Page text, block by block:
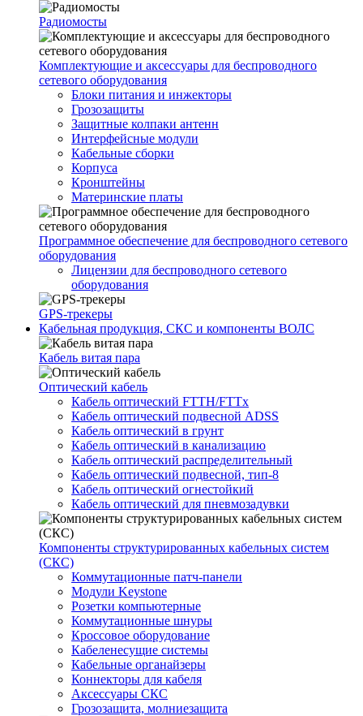
Радиомосты
Комплектующие и аксессуары для беспроводного
сетевого оборудования
Блоки питания и инжекторы
Грозозащиты
Защитные колпаки антенн
Интерфейсные модули
Кабельные сборки
Корпуса
Кронштейны
Материнские платы
Программное обеспечение для беспроводного сетевого
оборудования
Лицензии для беспроводного сетевого
оборудования
GPS-трекеры
Кабельная продукция, СКС и компоненты ВОЛС
Кабель витая пара
Оптический кабель
Кабель оптический FTTH/FTTx
Кабель оптический подвесной ADSS
Кабель оптический в грунт
Кабель оптический в канализацию
Кабель оптический распределительный
Кабель оптический подвесной, тип-8
Кабель оптический огнестойкий
Кабель оптический для пневмозадувки
Компоненты структурированных кабельных систем
(СКС)
Коммутационные патч-панели
Модули Keystone
Розетки компьютерные
Коммутационные шнуры
Кроссовое оборудование
Кабеленесущие системы
Кабельные органайзеры
Коннекторы для кабеля
Аксессуары СКС
Грозозащита, молниезащита